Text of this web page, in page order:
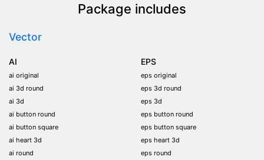
Package includes
Vector
AI
ai original
ai 3d round
ai 3d
ai button round
ai button square
ai heart 3d
ai round
EPS
eps original
eps 3d round
eps 3d
eps button round
eps button square
eps heart 3d
eps round